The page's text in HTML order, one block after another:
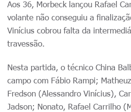
Aos 36, Morbeck lançou Rafael
volante não conseguiu a
Vinícius cobrou falta da
travessão.
Nesta partida, o técnico China
campo com Fábio Rampi;
Fredson (Alessandro Vinícius),
Jadson; Nonato, Rafael Carrilho